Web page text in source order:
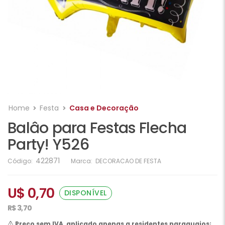
Home Festa Casa e Decoração
Balâo para Festas Flecha
Party! Y526
Código: 422871 Marca: DECORACAO DE FESTA
U$ 0,70
DISPONÍVEL
R$ 3,70